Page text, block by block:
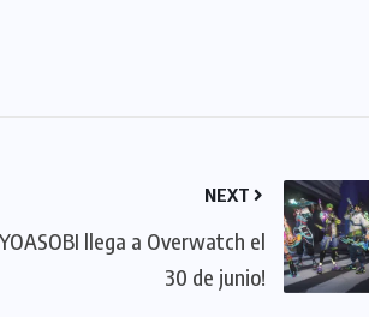
NEXT
llega a Overwatch el
30 de junio!